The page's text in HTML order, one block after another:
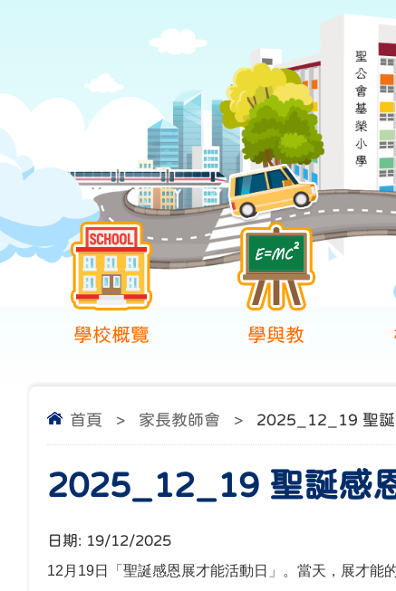
學校概覽 學與教
首頁 > 家長教師會 > 2025_12_19 聖誕
2025_12_19 聖誕感
日期: 19/12/2025
12 月 19日「聖誕感恩展才能活動日」。當天，展才能